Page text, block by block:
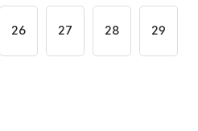
26 27 28 29